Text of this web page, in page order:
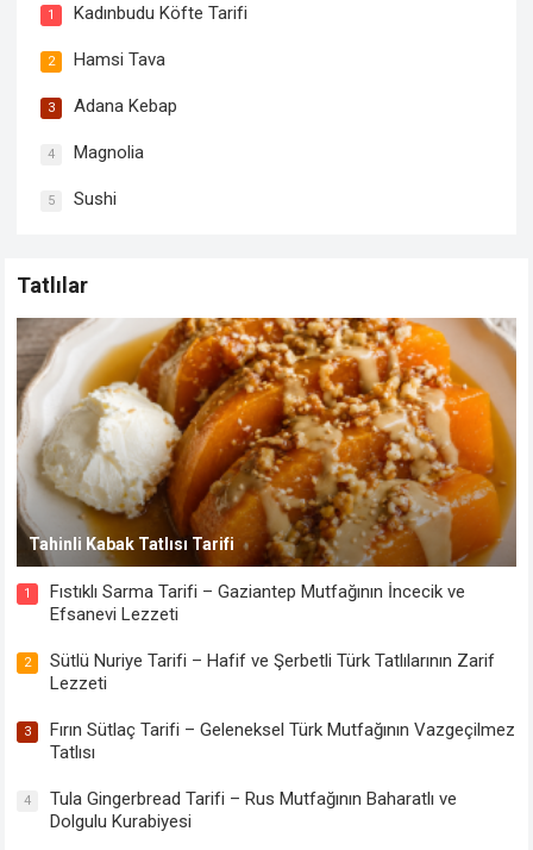
1 Kadınbudu Köfte Tarifi
2 Hamsi Tava
3 Adana Kebap
4 Magnolia
5 Sushi
Tatlılar
Tahinli Kabak Tatlısı Tarifi
1
Fıstıklı Sarma Tarifi – Gaziantep Mutfağının İncecik ve
Efsanevi Lezzeti
2
Sütlü Nuriye Tarifi – Hafif ve Şerbetli Türk Tatlılarının Zarif
Lezzeti
3
Fırın Sütlaç Tarifi – Geleneksel Türk Mutfağının Vazgeçilmez
Tatlısı
4
Tula Gingerbread Tarifi – Rus Mutfağının Baharatlı ve
Dolgulu Kurabiyesi